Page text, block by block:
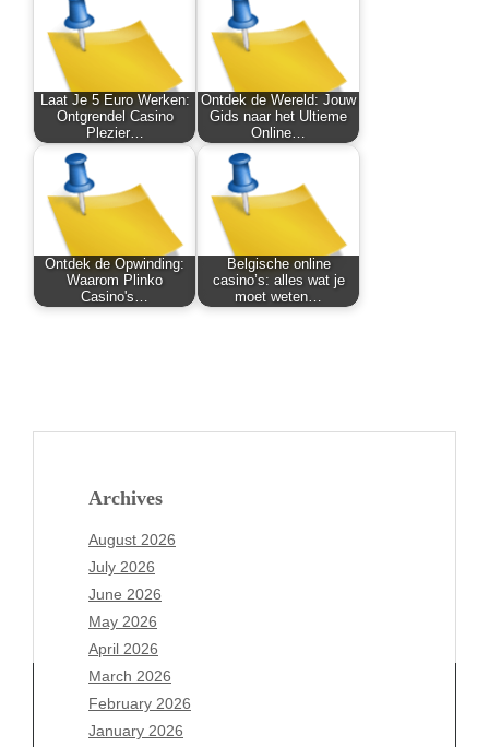
Laat Je 5 Euro Werken:
Ontgrendel Casino
Plezier…
Ontdek de Wereld: Jouw
Gids naar het Ultieme
Online…
Ontdek de Opwinding:
Waarom Plinko
Casino's…
Belgische online
casino’s: alles wat je
moet weten…
Archives
August 2026
July 2026
June 2026
May 2026
April 2026
March 2026
February 2026
January 2026